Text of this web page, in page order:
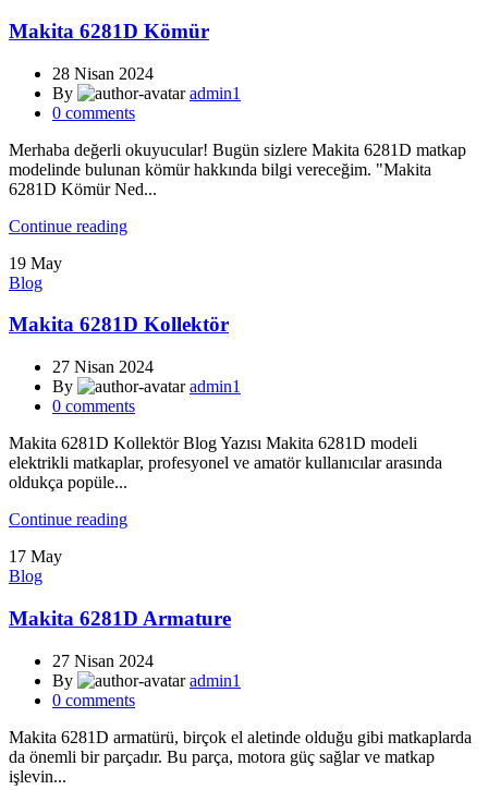
Makita 6281D Kömür
28 Nisan 2024
By
admin1
0 comments
Merhaba değerli okuyucular! Bugün sizlere Makita 6281D matkap
modelinde bulunan kömür hakkında bilgi vereceğim. "Makita
6281D Kömür Ned...
Continue reading
19 May
Blog
Makita 6281D Kollektör
27 Nisan 2024
By
admin1
0 comments
Makita 6281D Kollektör Blog Yazısı Makita 6281D modeli
elektrikli matkaplar, profesyonel ve amatör kullanıcılar arasında
oldukça popüle...
Continue reading
17 May
Blog
Makita 6281D Armature
27 Nisan 2024
By
admin1
0 comments
Makita 6281D armatürü, birçok el aletinde olduğu gibi matkaplarda
da önemli bir parçadır. Bu parça, motora güç sağlar ve matkap
işlevin...